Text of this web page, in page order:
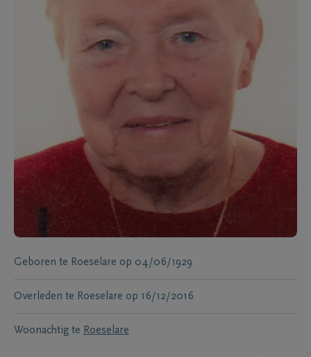
Geboren te Roeselare op 04/06/1929
Overleden te Roeselare op 16/12/2016
Woonachtig te Roeselare